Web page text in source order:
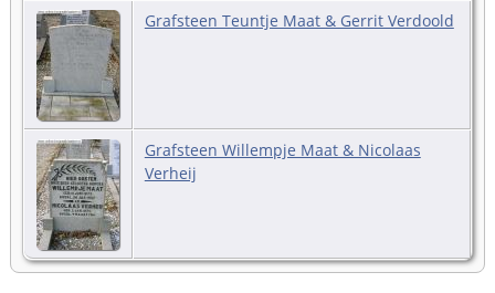
Grafsteen Teuntje Maat & Gerrit Verdoold
Grafsteen Willempje Maat & Nicolaas
Verheij